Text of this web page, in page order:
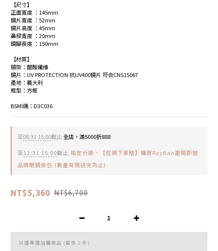
【尺寸】
正面寬度 ：145mm
鏡片寬度 ：52mm
鏡片高度 ：45mm
鼻樑寬度 ：20mm
鏡腳長度 ：150mm
【材質】
鏡架：醋酸纖維
鏡片：UV PROTECTION 抗UV400鏡片 符合CNS15067
產地：義大利
框型：方框
BSMI碼：D3C036
至08/31 15:00截止全店，滿5000折888
至12/31 15:00截止 指定分類，【官網下單贈】購買RayBan墨鏡即贈
品牌眼鏡掛包 (數量有限送完為止)
NT$5,360 NT$6,700
以優惠價加購商品 (最多 1 件)